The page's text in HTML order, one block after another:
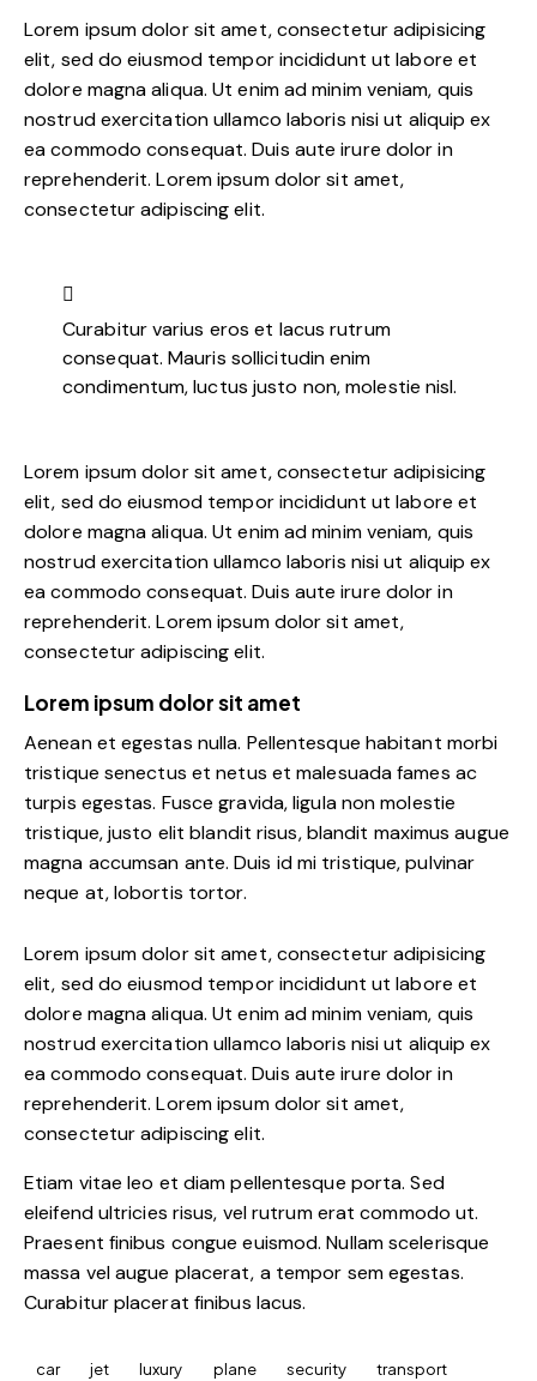
Lorem ipsum dolor sit amet, consectetur adipisicing
elit, sed do eiusmod tempor incididunt ut labore et
dolore magna aliqua. Ut enim ad minim veniam, quis
nostrud exercitation ullamco laboris nisi ut aliquip ex
ea commodo consequat. Duis aute irure dolor in
reprehenderit. Lorem ipsum dolor sit amet,
consectetur adipiscing elit.
Curabitur varius eros et lacus rutrum
consequat. Mauris sollicitudin enim
condimentum, luctus justo non, molestie nisl.
Lorem ipsum dolor sit amet, consectetur adipisicing
elit, sed do eiusmod tempor incididunt ut labore et
dolore magna aliqua. Ut enim ad minim veniam, quis
nostrud exercitation ullamco laboris nisi ut aliquip ex
ea commodo consequat. Duis aute irure dolor in
reprehenderit. Lorem ipsum dolor sit amet,
consectetur adipiscing elit.
Lorem ipsum dolor sit amet
Aenean et egestas nulla. Pellentesque habitant morbi
tristique senectus et netus et malesuada fames ac
turpis egestas. Fusce gravida, ligula non molestie
tristique, justo elit blandit risus, blandit maximus augue
magna accumsan ante. Duis id mi tristique, pulvinar
neque at, lobortis tortor.
Lorem ipsum dolor sit amet, consectetur adipisicing
elit, sed do eiusmod tempor incididunt ut labore et
dolore magna aliqua. Ut enim ad minim veniam, quis
nostrud exercitation ullamco laboris nisi ut aliquip ex
ea commodo consequat. Duis aute irure dolor in
reprehenderit. Lorem ipsum dolor sit amet,
consectetur adipiscing elit.
Etiam vitae leo et diam pellentesque porta. Sed
eleifend ultricies risus, vel rutrum erat commodo ut.
Praesent finibus congue euismod. Nullam scelerisque
massa vel augue placerat, a tempor sem egestas.
Curabitur placerat finibus lacus.
car jet luxury plane security transport